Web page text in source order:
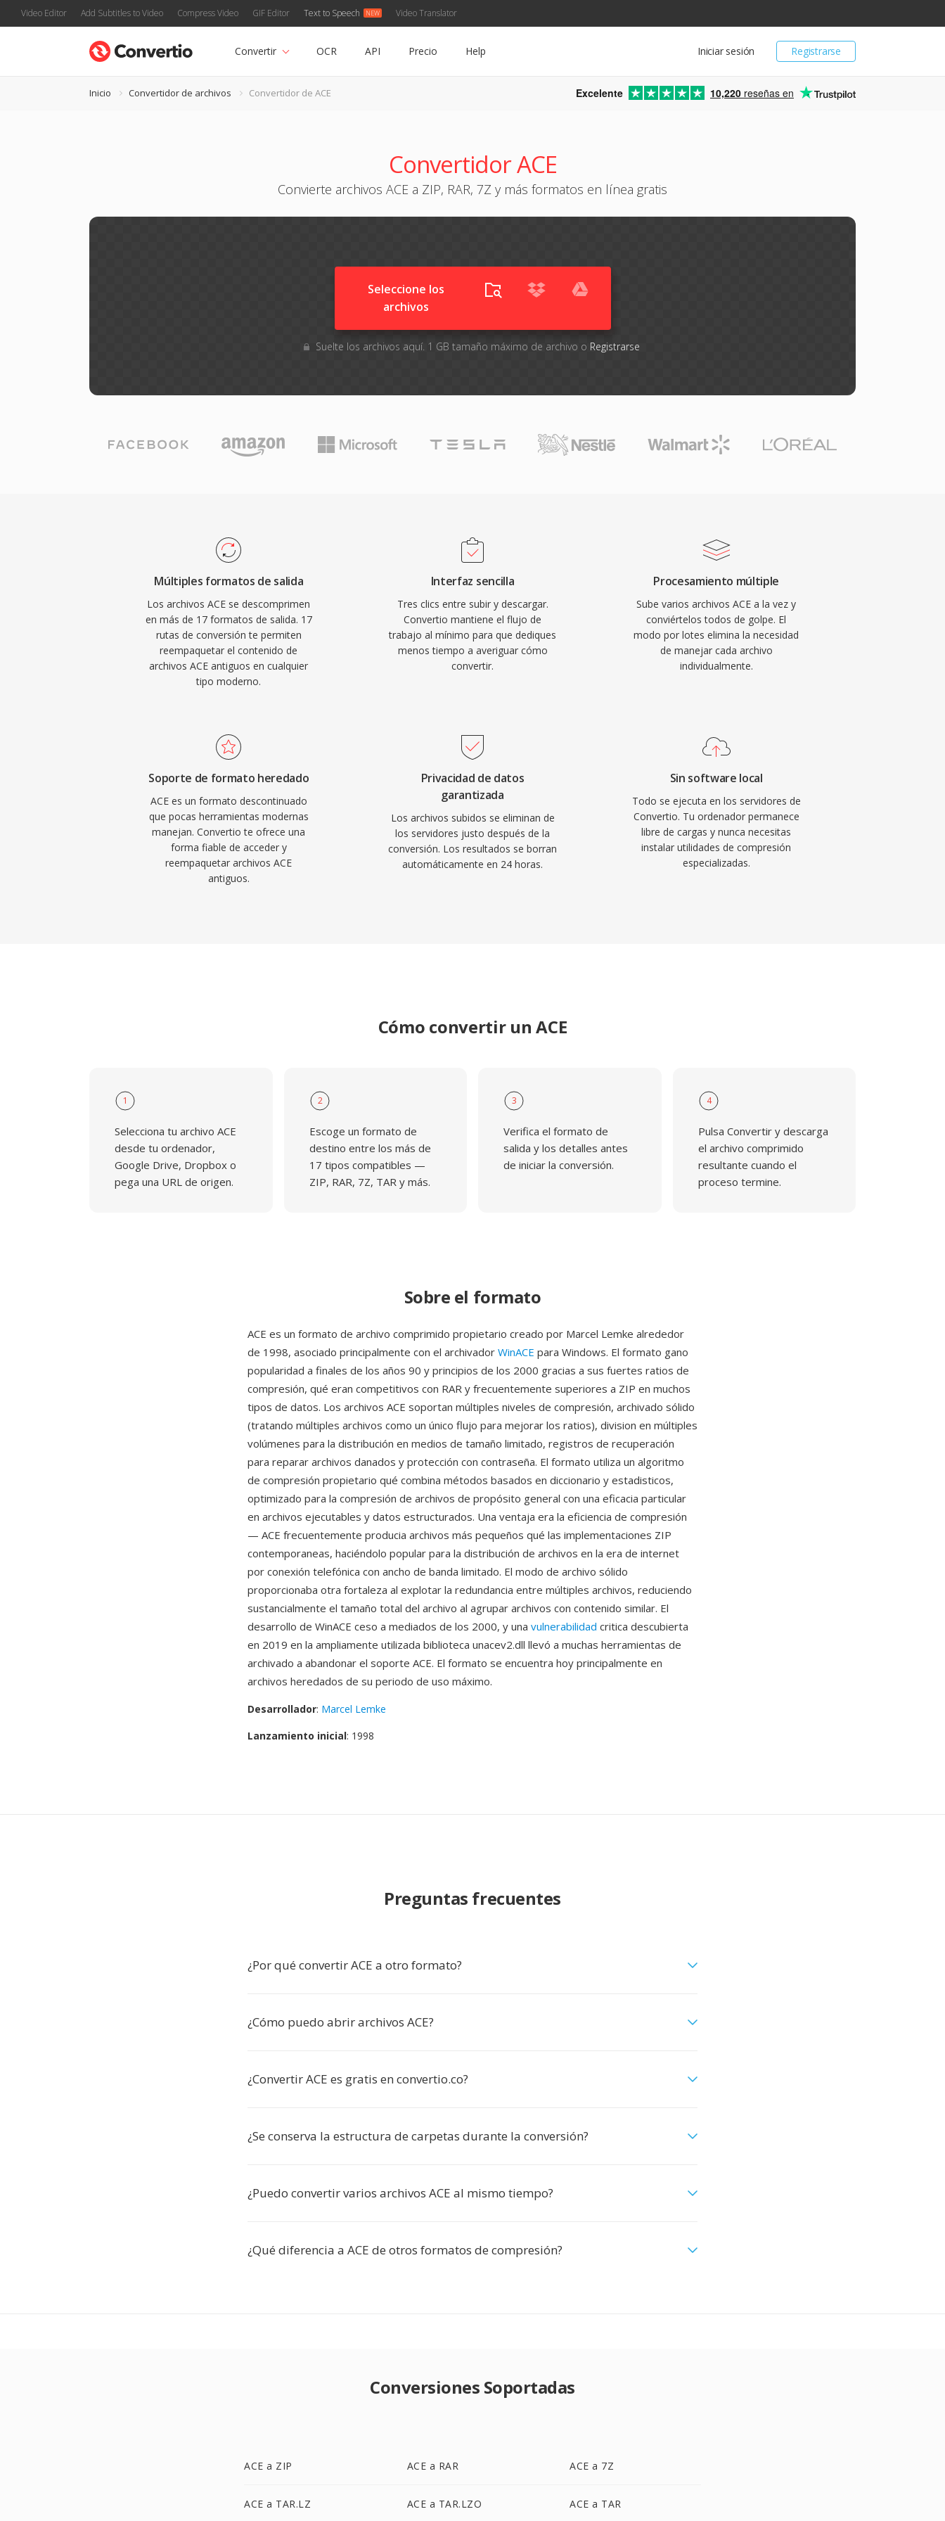
Video Editor Add Subtitles to Video Compress Video GIF Editor Text to Speech Video Translator
Registrarse
Iniciar sesión
Convertir OCR API Precio Help
Inicio Convertidor de archivos Convertidor de ACE Excelente 10,220 reseñas en
Convertidor ACE
Convierte archivos ACE a ZIP, RAR, 7Z y más formatos en línea gratis
Seleccione los
archivos
Suelte los archivos aquí. 1 GB tamaño máximo de archivo o Registrarse
Múltiples formatos de salida
Los archivos ACE se descomprimen
en más de 17 formatos de salida. 17
rutas de conversión te permiten
reempaquetar el contenido de
archivos ACE antiguos en cualquier
tipo moderno.
Interfaz sencilla
Tres clics entre subir y descargar.
Convertio mantiene el flujo de
trabajo al mínimo para que dediques
menos tiempo a averiguar cómo
convertir.
Procesamiento múltiple
Sube varios archivos ACE a la vez y
conviértelos todos de golpe. El
modo por lotes elimina la necesidad
de manejar cada archivo
individualmente.
Soporte de formato heredado
ACE es un formato descontinuado
que pocas herramientas modernas
manejan. Convertio te ofrece una
forma fiable de acceder y
reempaquetar archivos ACE
antiguos.
Privacidad de datos
garantizada
Los archivos subidos se eliminan de
los servidores justo después de la
conversión. Los resultados se borran
automáticamente en 24 horas.
Sin software local
Todo se ejecuta en los servidores de
Convertio. Tu ordenador permanece
libre de cargas y nunca necesitas
instalar utilidades de compresión
especializadas.
Cómo convertir un ACE
1
Selecciona tu archivo ACE
desde tu ordenador,
Google Drive, Dropbox o
pega una URL de origen.
2
Escoge un formato de
destino entre los más de
17 tipos compatibles —
ZIP, RAR, 7Z, TAR y más.
3
Verifica el formato de
salida y los detalles antes
de iniciar la conversión.
4
Pulsa Convertir y descarga
el archivo comprimido
resultante cuando el
proceso termine.
Sobre el formato
ACE es un formato de archivo comprimido propietario creado por Marcel Lemke alrededor
de 1998, asociado principalmente con el archivador WinACE para Windows. El formato gano
popularidad a finales de los años 90 y principios de los 2000 gracias a sus fuertes ratios de
compresión, qué eran competitivos con RAR y frecuentemente superiores a ZIP en muchos
tipos de datos. Los archivos ACE soportan múltiples niveles de compresión, archivado sólido
(tratando múltiples archivos como un único flujo para mejorar los ratios), division en múltiples
volúmenes para la distribución en medios de tamaño limitado, registros de recuperación
para reparar archivos danados y protección con contraseña. El formato utiliza un algoritmo
de compresión propietario qué combina métodos basados en diccionario y estadisticos,
optimizado para la compresión de archivos de propósito general con una eficacia particular
en archivos ejecutables y datos estructurados. Una ventaja era la eficiencia de compresión
— ACE frecuentemente producia archivos más pequeños qué las implementaciones ZIP
contemporaneas, haciéndolo popular para la distribución de archivos en la era de internet
por conexión telefónica con ancho de banda limitado. El modo de archivo sólido
proporcionaba otra fortaleza al explotar la redundancia entre múltiples archivos, reduciendo
sustancialmente el tamaño total del archivo al agrupar archivos con contenido similar. El
desarrollo de WinACE ceso a mediados de los 2000, y una vulnerabilidad critica descubierta
en 2019 en la ampliamente utilizada biblioteca unacev2.dll llevó a muchas herramientas de
archivado a abandonar el soporte ACE. El formato se encuentra hoy principalmente en
archivos heredados de su periodo de uso máximo.
Desarrollador: Marcel Lemke
Lanzamiento inicial: 1998
Preguntas frecuentes
¿Por qué convertir ACE a otro formato?
¿Cómo puedo abrir archivos ACE?
¿Convertir ACE es gratis en convertio.co?
¿Se conserva la estructura de carpetas durante la conversión?
¿Puedo convertir varios archivos ACE al mismo tiempo?
¿Qué diferencia a ACE de otros formatos de compresión?
Conversiones Soportadas
ACE a ZIP ACE a RAR ACE a 7Z
ACE a TAR.LZ ACE a TAR.LZO ACE a TAR